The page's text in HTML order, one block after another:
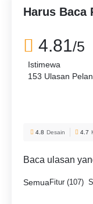
Harus Baca
4.81/5
Istimewa
153 Ulasan
4.8 Desain 4.7
Baca ulasan
Semua Fitur (107)